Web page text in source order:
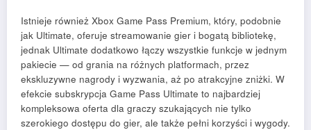
Istnieje również Xbox Game Pass Premium, który, podobnie
jak Ultimate, oferuje streamowanie gier i bogatą bibliotekę,
jednak Ultimate dodatkowo łączy wszystkie funkcje w jednym
pakiecie — od grania na różnych platformach, przez
ekskluzywne nagrody i wyzwania, aż po atrakcyjne zniżki. W
efekcie subskrypcja Game Pass Ultimate to najbardziej
kompleksowa oferta dla graczy szukających nie tylko
szerokiego dostępu do gier, ale także pełni korzyści i wygody.